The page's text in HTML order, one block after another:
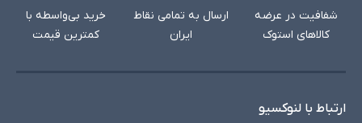
شفافیت در عرضه
کالاهای استوک
ارسال به تمامی نقاط
ایران
خرید بی‌واسطه با
کمترین قیمت
ارتباط با لنوکسیو